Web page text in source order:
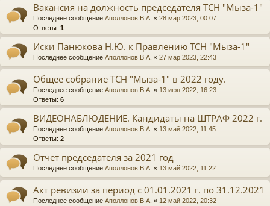
Вакансия на должность председателя ТСН "Мыза-1"
Последнее сообщение Аполлонов В.А. « 28 мар 2023, 00:07
Ответы: 1
Иски Панюкова Н.Ю. к Правлению ТСН "Мыза-1"
Последнее сообщение Аполлонов В.А. « 27 мар 2023, 22:43
Общее собрание ТСН "Мыза-1" в 2022 году.
Последнее сообщение Аполлонов В.А. « 13 июн 2022, 16:23
Ответы: 6
ВИДЕОНАБЛЮДЕНИЕ. Кандидаты на ШТРАФ 2022 г.
Последнее сообщение Аполлонов В.А. « 13 май 2022, 11:45
Ответы: 2
Отчёт председателя за 2021 год
Последнее сообщение Аполлонов В.А. « 13 май 2022, 11:22
Акт ревизии за период с 01.01.2021 г. по 31.12.2021
Последнее сообщение Аполлонов В.А. « 12 май 2022, 20:32